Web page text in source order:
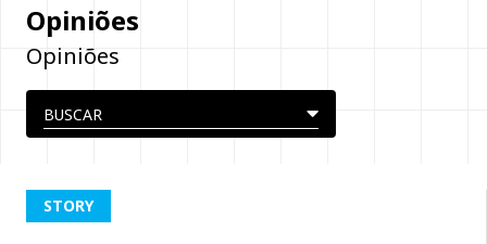
Opiniões
Opiniões
STORY